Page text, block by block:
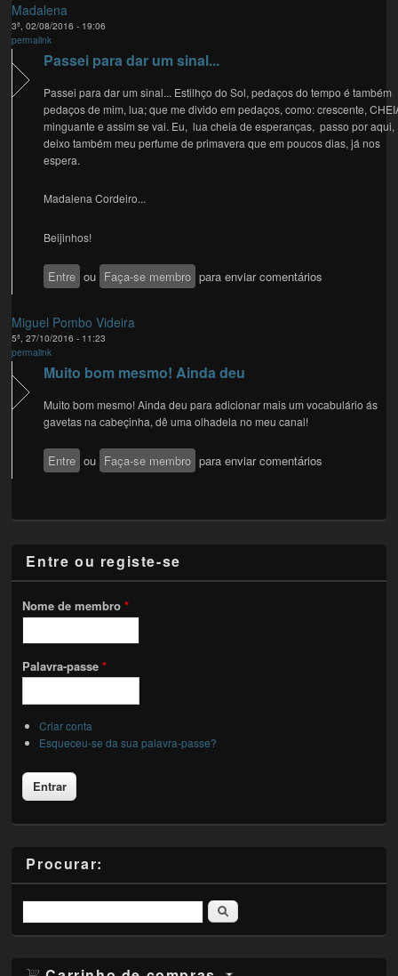
Madalena
3ª, 02/08/2016 - 19:06
permalink
Passei para dar um sinal...
Passei para dar um sinal... Estilhço do Sol, pedaços do tempo é também
pedaços de mim, lua; que me divido em pedaços, como: crescente,
minguante e assim se vai. Eu, lua cheia de esperanças, passo por aqui,
deixo também meu perfume de primavera que em poucos dias, já nos
espera.
Madalena Cordeiro...
Beijinhos!
Entre ou Faça-se membro para enviar comentários
Miguel Pombo Videira
5ª, 27/10/2016 - 11:23
permalink
Muito bom mesmo! Ainda deu
Muito bom mesmo! Ainda deu para adicionar mais um vocabulário ás
gavetas na cabeçinha, dê uma olhadela no meu canal!
Entre ou Faça-se membro para enviar comentários
Entre ou registe-se
Nome de membro*
Palavra-passe*
Criar conta
Esqueceu-se da sua palavra-passe?
Procurar:
Pesquisar